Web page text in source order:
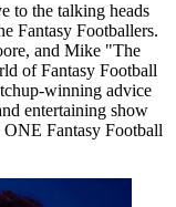
to the talking heads
Fantasy Footballers.
and Mike "The
of Fantasy Football
winning advice
entertaining show
Fantasy Football